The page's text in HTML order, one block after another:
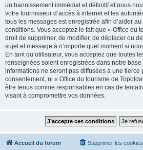
un bannissement immédiat et définitif et nous
votre fournisseur d’accès à internet et les
tous les messages est enregistrée afin d’aider
conditions. Vous acceptez le fait que « Office du
droit de supprimer, de modifier, de déplacer ou
sujet et message à n’importe quel moment si
En tant qu’utilisateur, vous acceptez que toutes
renseignées soient enregistrées dans notre
informations ne seront pas diffusées à une tierce
consentement, ni « Office du tourisme de
être tenus comme responsables en cas de
visant à compromettre vos données.
Accueil du forum Supprimer les cookies